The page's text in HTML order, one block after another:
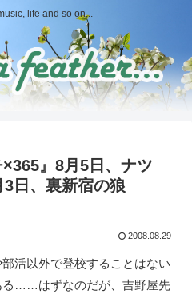
life and so on...
×365』8月5日、ナツ
日、裏新宿の狼
2008.08.29
活以外で登校することはない
る……はずなのだが、吉野屋先